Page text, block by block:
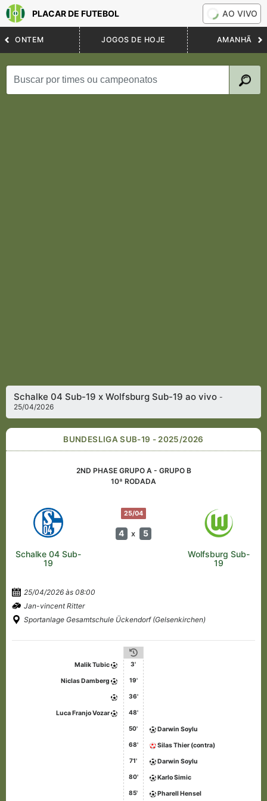
PLACAR DE FUTEBOL AO VIVO
ONTEM JOGOS DE HOJE AMANHÃ
Schalke 04 Sub-19 x Wolfsburg Sub-19 ao vivo-
25/04/2026
BUNDESLIGA SUB-19 - 2025/2026
2ND PHASE GRUPO A - GRUPO B
10ª RODADA
25/04
4 x 5
Schalke 04 Sub-
19
Wolfsburg Sub-
19
25/04/2026 às 08:00
Jan-vincent Ritter
Sportanlage Gesamtschule Ückendorf (Gelsenkirchen)
Malik Tubic 3'
Niclas Damberg 19'
36'
Luca Franjo Vozar 48'
50' Darwin Soylu
68' Silas Thier (contra)
71' Darwin Soylu
80' Karlo Simic
85' Pharell Hensel